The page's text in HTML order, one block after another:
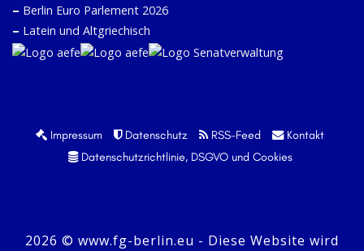
– Berlin Euro Parlement 2026
– Latein und Altgriechisch
Impressum Datenschutz RSS-Feed
Kontakt
Datenschutzrichtlinie, DSGVO und Cookies
2026 © www.fg-berlin.eu - Diese Website wird